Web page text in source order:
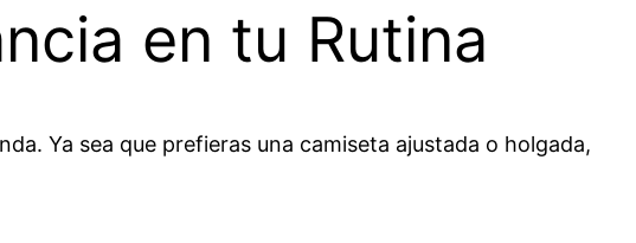
en tu Rutina
Ya sea que prefieras una camiseta ajustada o holgada,